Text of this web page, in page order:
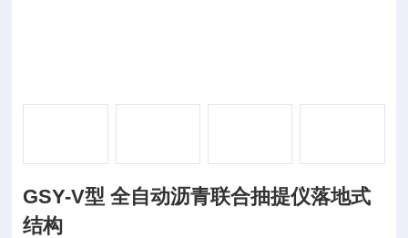
GSY-V型 全自动沥青联合抽提仪落地式
结构